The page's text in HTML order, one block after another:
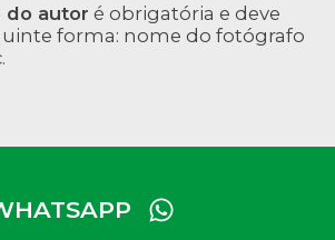
do autor é obrigatória e deve
forma: nome do fotógrafo